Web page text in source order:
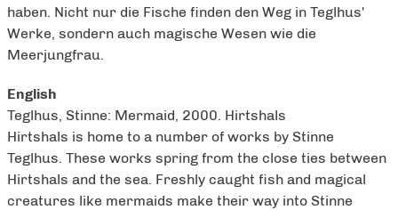
haben. Nicht nur die Fische finden den Weg in Teglhus'
Werke, sondern auch magische Wesen wie die
Meerjungfrau.
English
Teglhus, Stinne: Mermaid, 2000. Hirtshals
Hirtshals is home to a number of works by Stinne
Teglhus. These works spring from the close ties between
Hirtshals and the sea. Freshly caught fish and magical
creatures like mermaids make their way into Stinne